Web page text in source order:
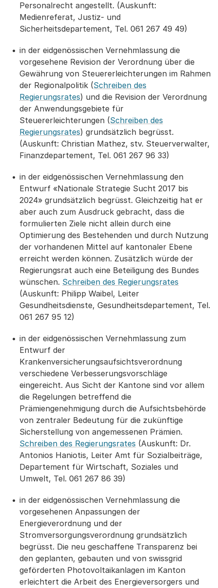
Personalrecht angestellt. (Auskunft:
Medienreferat, Justiz- und
Sicherheitsdepartement, Tel. 061 267 49 49)
in der eidgenössischen Vernehmlassung die
vorgesehene Revision der Verordnung über die
Gewährung von Steuererleichterungen im Rahmen
der Regionalpolitik (Schreiben des
Regierungsrates) und die Revision der Verordnung
der Anwendungsgebiete für
Steuererleichterungen (Schreiben des
Regierungsrates) grundsätzlich begrüsst.
(Auskunft: Christian Mathez, stv. Steuerverwalter,
Finanzdepartement, Tel. 061 267 96 33)
in der eidgenössischen Vernehmlassung den
Entwurf «Nationale Strategie Sucht 2017 bis
2024» grundsätzlich begrüsst. Gleichzeitig hat er
aber auch zum Ausdruck gebracht, dass die
formulierten Ziele nicht allein durch eine
Optimierung des Bestehenden und durch Nutzung
der vorhandenen Mittel auf kantonaler Ebene
erreicht werden können. Zusätzlich würde der
Regierungsrat auch eine Beteiligung des Bundes
wünschen. Schreiben des Regierungsrates
(Auskunft: Philipp Waibel, Leiter
Gesundheitsdienste, Gesundheitsdepartement, Tel.
061 267 95 12)
in der eidgenössischen Vernehmlassung zum
Entwurf der
Krankenversicherungsaufsichtsverordnung
verschiedene Verbesserungsvorschläge
eingereicht. Aus Sicht der Kantone sind vor allem
die Regelungen betreffend die
Prämiengenehmigung durch die Aufsichtsbehörde
von zentraler Bedeutung für die zukünftige
Sicherstellung von angemessenen Prämien.
Schreiben des Regierungsrates (Auskunft: Dr.
Antonios Haniotis, Leiter Amt für Sozialbeiträge,
Departement für Wirtschaft, Soziales und
Umwelt, Tel. 061 267 86 39)
in der eidgenössischen Vernehmlassung die
vorgesehenen Anpassungen der
Energieverordnung und der
Stromversorgungsverordnung grundsätzlich
begrüsst. Die neu geschaffene Transparenz bei
den geplanten, gebauten und von swissgrid
geförderten Photovoltaikanlagen im Kanton
erleichtert die Arbeit des Energieversorgers und